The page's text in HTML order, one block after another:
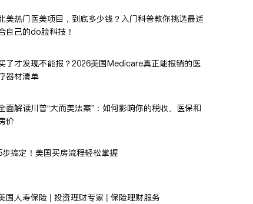
美热门医美项目，到底多少钱？入门科普教你挑选最适
自己的do脸科技！
了才发现不能报？2026美国Medicare真正能报销的医
器材清单
面解读川普“大而美法案”：如何影响你的税收、医保和
价
步搞定！美国买房流程轻松掌握
国人寿保险 | 投资理财专家 | 保险理财服务